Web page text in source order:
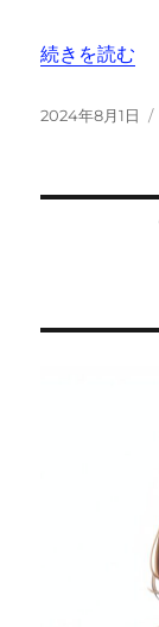
“あなたの好
続きを読む
投
2024年8月1日
の
固定ページ